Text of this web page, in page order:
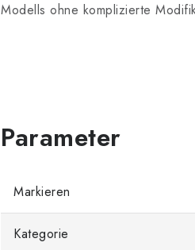
Modells ohne komplizierte
Markieren
Kategorie